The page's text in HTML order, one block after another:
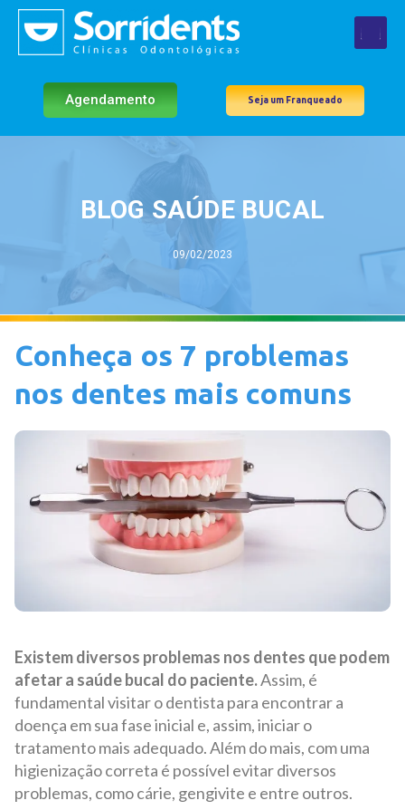
Agendamento Seja um Franqueado
BLOG SAÚDE BUCAL
09/02/2023
Conheça os 7 problemas
nos dentes mais comuns
Existem diversos problemas nos dentes que podem
afetar a saúde bucal do paciente.Assim, é
fundamental visitar o dentista para encontrar a
doença em sua fase inicial e, assim, iniciar o
tratamento mais adequado. Além do mais, com uma
higienização correta é possível evitar diversos
problemas, como cárie, gengivite e entre outros.